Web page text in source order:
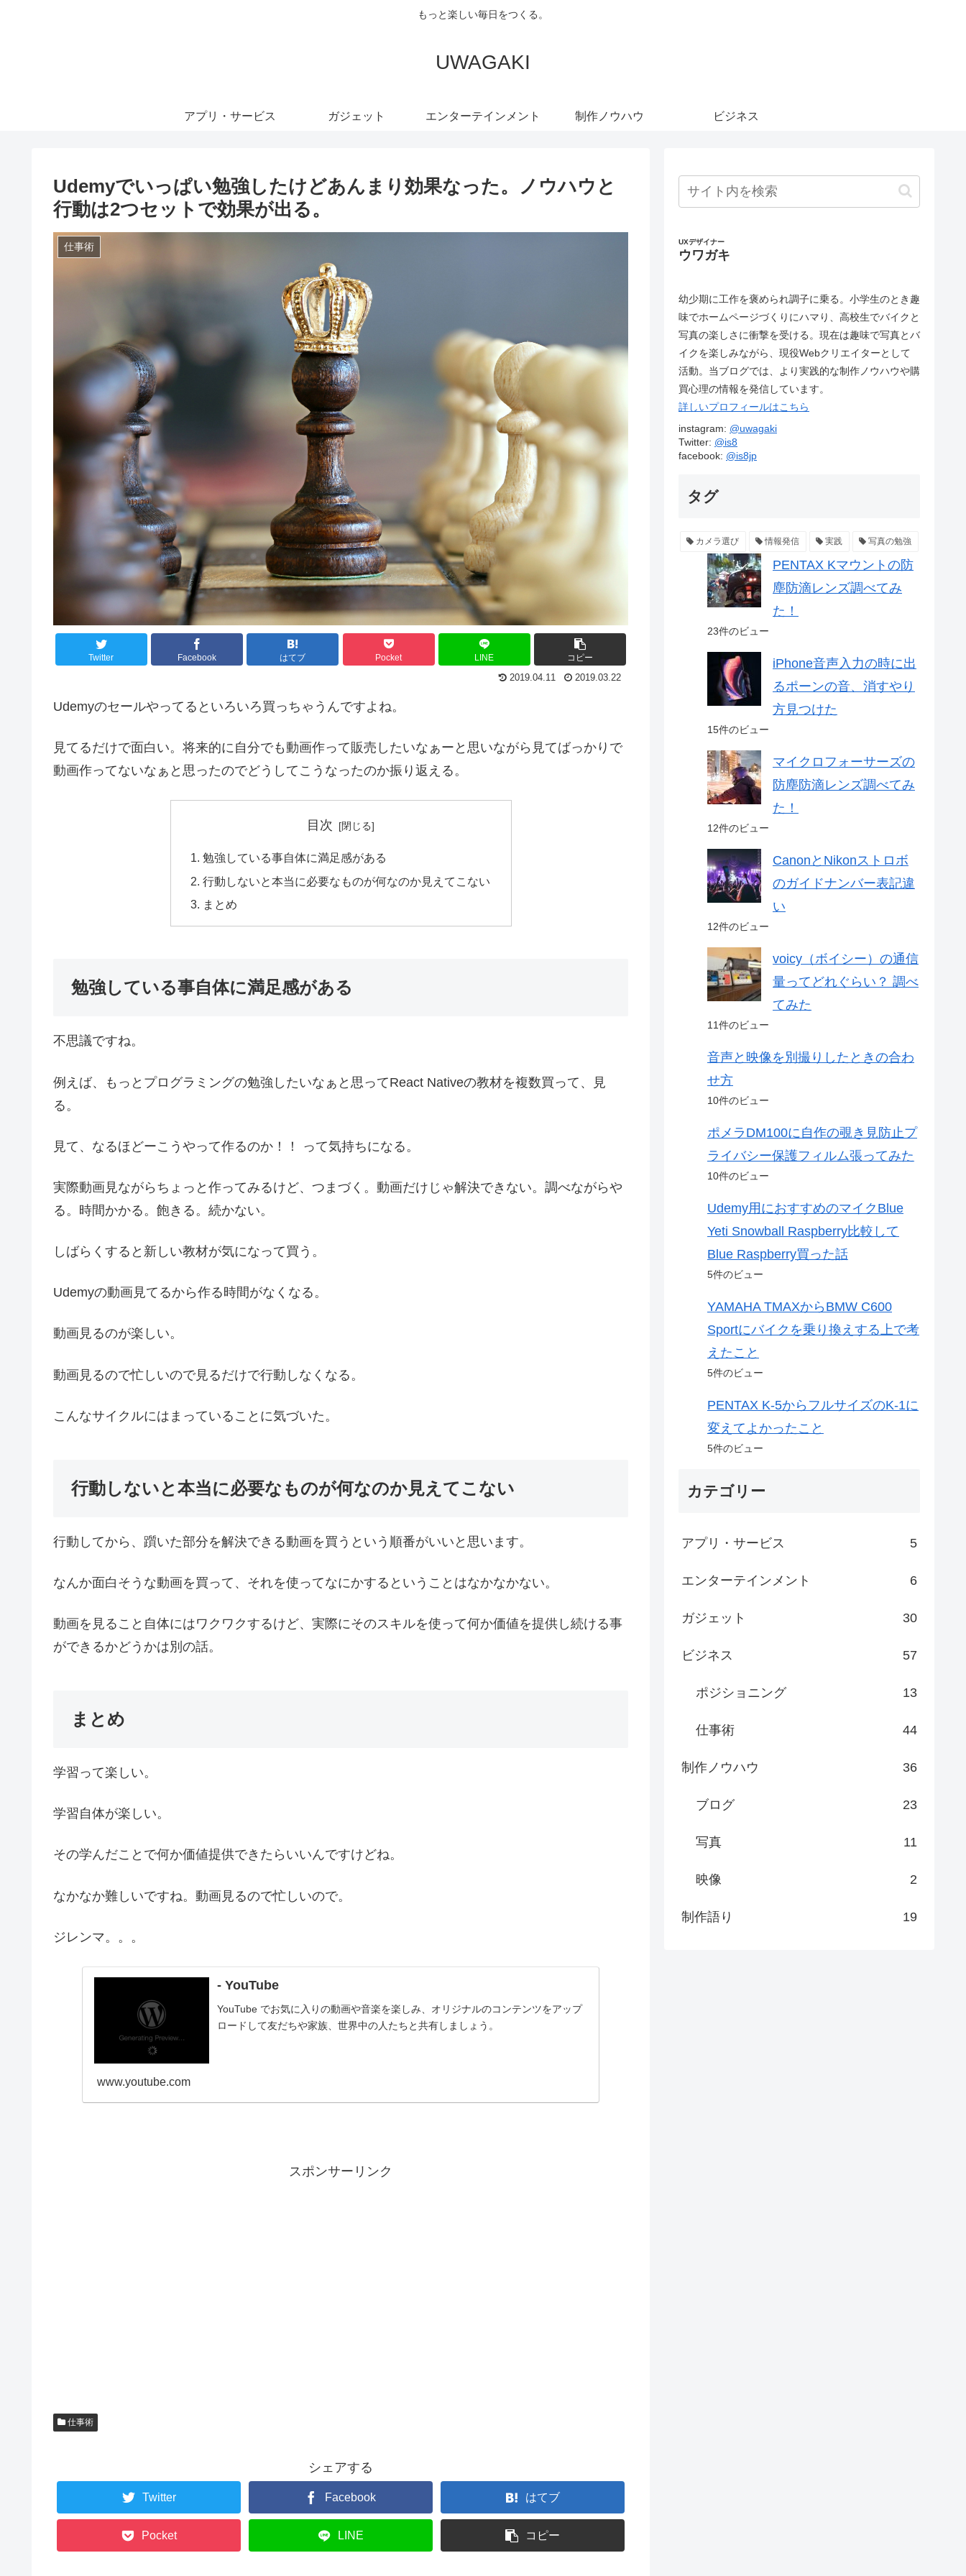
もっと楽しい毎日をつくる。
UWAGAKI
アプリ・サービス ガジェット エンターテインメント 制作ノウハウ ビジネス
Udemyでいっぱい勉強したけどあんまり効果なった。ノウハウと
行動は2つセットで効果が出る。
仕事術
Twitter Facebook はてブ Pocket LINE コピー
2019.04.11 2019.03.22
Udemyのセールやってるといろいろ買っちゃうんですよね。
見てるだけで面白い。将来的に自分でも動画作って販売したいなぁーと思いながら見てばっかりで
動画作ってないなぁと思ったのでどうしてこうなったのか振り返える。
目次
勉強している事自体に満足感がある
行動しないと本当に必要なものが何なのか見えてこない
まとめ
勉強している事自体に満足感がある
不思議ですね。
例えば、もっとプログラミングの勉強したいなぁと思ってReact Nativeの教材を複数買って、見
る。
見て、なるほどーこうやって作るのか！！ って気持ちになる。
実際動画見ながらちょっと作ってみるけど、つまづく。動画だけじゃ解決できない。調べながらや
る。時間かかる。飽きる。続かない。
しばらくすると新しい教材が気になって買う。
Udemyの動画見てるから作る時間がなくなる。
動画見るのが楽しい。
動画見るので忙しいので見るだけで行動しなくなる。
こんなサイクルにはまっていることに気づいた。
行動しないと本当に必要なものが何なのか見えてこない
行動してから、躓いた部分を解決できる動画を買うという順番がいいと思います。
なんか面白そうな動画を買って、それを使ってなにかするということはなかなかない。
動画を見ること自体にはワクワクするけど、実際にそのスキルを使って何か価値を提供し続ける事
ができるかどうかは別の話。
まとめ
学習って楽しい。
学習自体が楽しい。
その学んだことで何か価値提供できたらいいんですけどね。
なかなか難しいですね。動画見るので忙しいので。
ジレンマ。。。
- YouTube
YouTube でお気に入りの動画や音楽を楽しみ、オリジナルのコンテンツをアップ
ロードして友だちや家族、世界中の人たちと共有しましょう。
www.youtube.com
スポンサーリンク
仕事術
シェアする
Twitter Facebook はてブ
Pocket LINE コピー
UXデザイナー
ウワガキ
幼少期に工作を褒められ調子に乗る。小学生のとき趣
味でホームページづくりにハマり、高校生でバイクと
写真の楽しさに衝撃を受ける。現在は趣味で写真とバ
イクを楽しみながら、現役Webクリエイターとして
活動。当ブログでは、より実践的な制作ノウハウや購
買心理の情報を発信しています。
詳しいプロフィールはこちら
instagram: @uwagaki
Twitter: @is8
facebook: @is8jp
タグ
カメラ選び 情報発信 実践 写真の勉強
PENTAX Kマウントの防
塵防滴レンズ調べてみ
た！
23件のビュー
iPhone音声入力の時に出
るポーンの音、消すやり
方見つけた
15件のビュー
マイクロフォーサーズの
防塵防滴レンズ調べてみ
た！
12件のビュー
CanonとNikonストロボ
のガイドナンバー表記違
い
12件のビュー
voicy（ボイシー）の通信
量ってどれぐらい？ 調べ
てみた
11件のビュー
音声と映像を別撮りしたときの合わ
せ方
10件のビュー
ポメラDM100に自作の覗き見防止プ
ライバシー保護フィルム張ってみた
10件のビュー
Udemy用におすすめのマイクBlue
Yeti Snowball Raspberry比較して
Blue Raspberry買った話
5件のビュー
YAMAHA TMAXからBMW C600
Sportにバイクを乗り換えする上で考
えたこと
5件のビュー
PENTAX K-5からフルサイズのK-1に
変えてよかったこと
5件のビュー
カテゴリー
アプリ・サービス 5
エンターテインメント 6
ガジェット 30
ビジネス 57
ポジショニング 13
仕事術 44
制作ノウハウ 36
ブログ 23
写真 11
映像 2
制作語り 19